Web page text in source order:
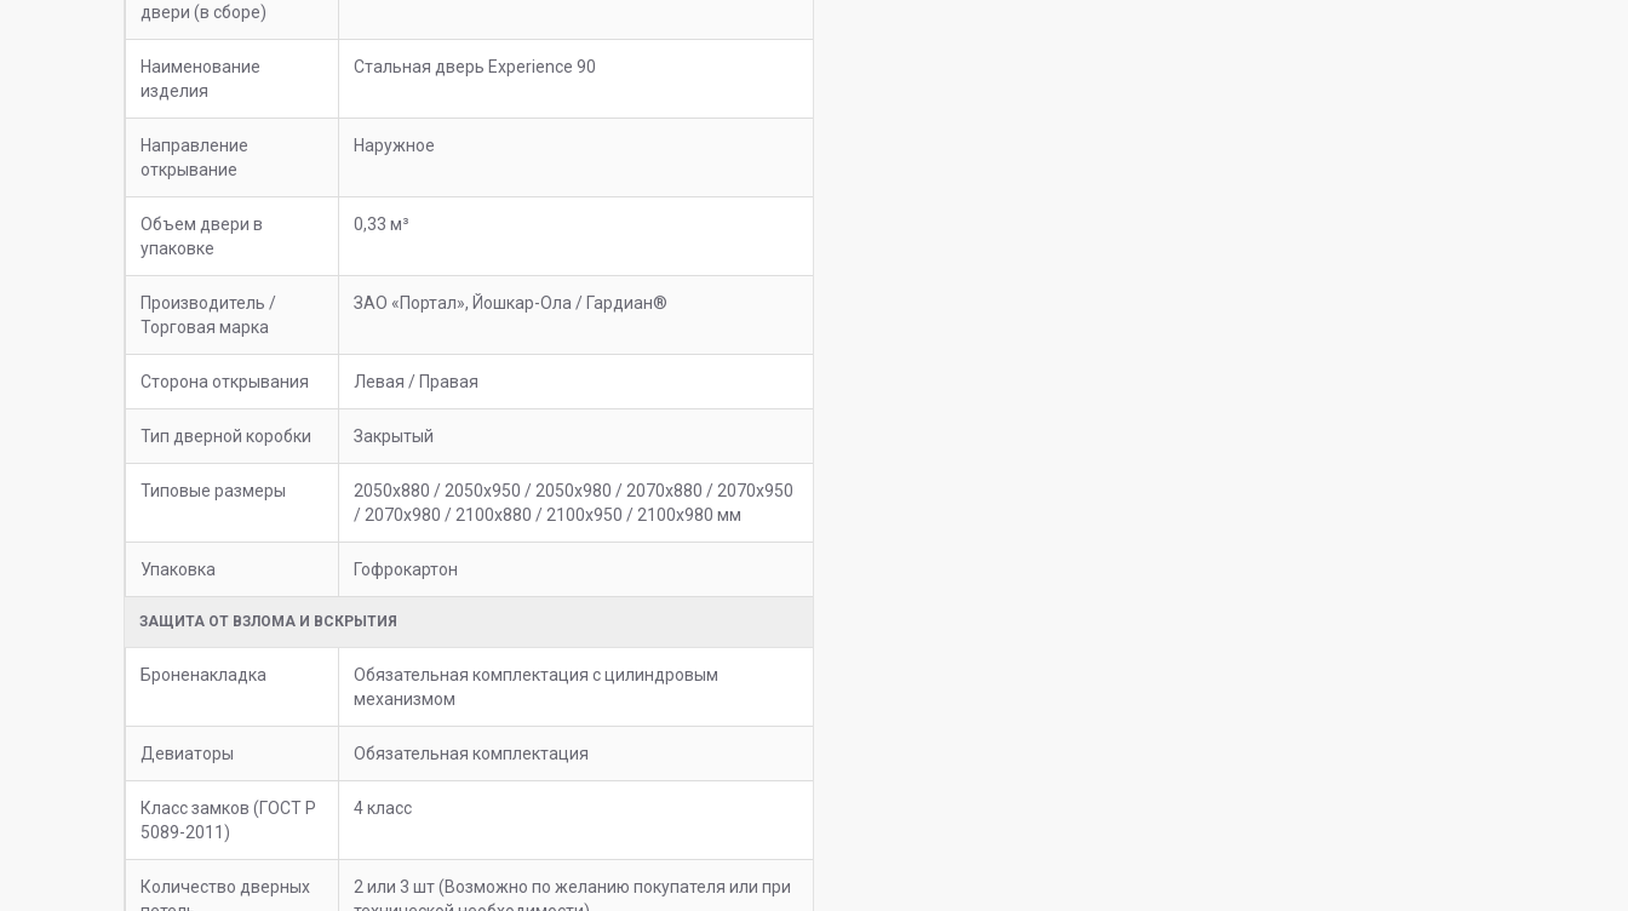
двери (в сборе)
Наименование
изделия
Стальная дверь Experience 90
Направление
открывание
Наружное
Объем двери в
упаковке
0,33 м³
Производитель /
Торговая марка
ЗАО «Портал», Йошкар-Ола / Гардиан®
Сторона открывания Левая / Правая
Тип дверной коробки Закрытый
Типовые размеры
2050х880 / 2050х950 / 2050х980 / 2070х880 / 2070х950
/ 2070х980 / 2100х880 / 2100х950 / 2100х980 мм
Упаковка Гофрокартон
ЗАЩИТА ОТ ВЗЛОМА И ВСКРЫТИЯ
Броненакладка
Обязательная комплектация с цилиндровым
механизмом
Девиаторы Обязательная комплектация
Класс замков (ГОСТ Р
5089-2011)
4 класс
Количество дверных
2 или 3 шт (Возможно по желанию покупателя или при